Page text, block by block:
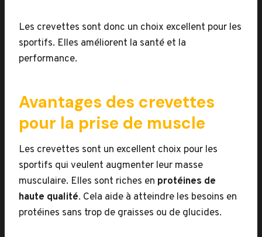
Les crevettes sont donc un choix excellent pour les
sportifs. Elles améliorent la santé et la
performance.
Avantages des crevettes
pour la prise de muscle
Les crevettes sont un excellent choix pour les
sportifs qui veulent augmenter leur masse
musculaire. Elles sont riches en protéines de
haute qualité. Cela aide à atteindre les besoins en
protéines sans trop de graisses ou de glucides.